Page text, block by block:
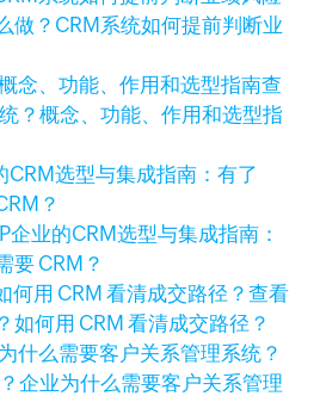
做？CRM系统如何提前判断业
查
？概念、功能、作用和选型指
企业的CRM选型与集成指南：
要 CRM？
查看
如何用 CRM 看清成交路径？
企业为什么需要客户关系管理